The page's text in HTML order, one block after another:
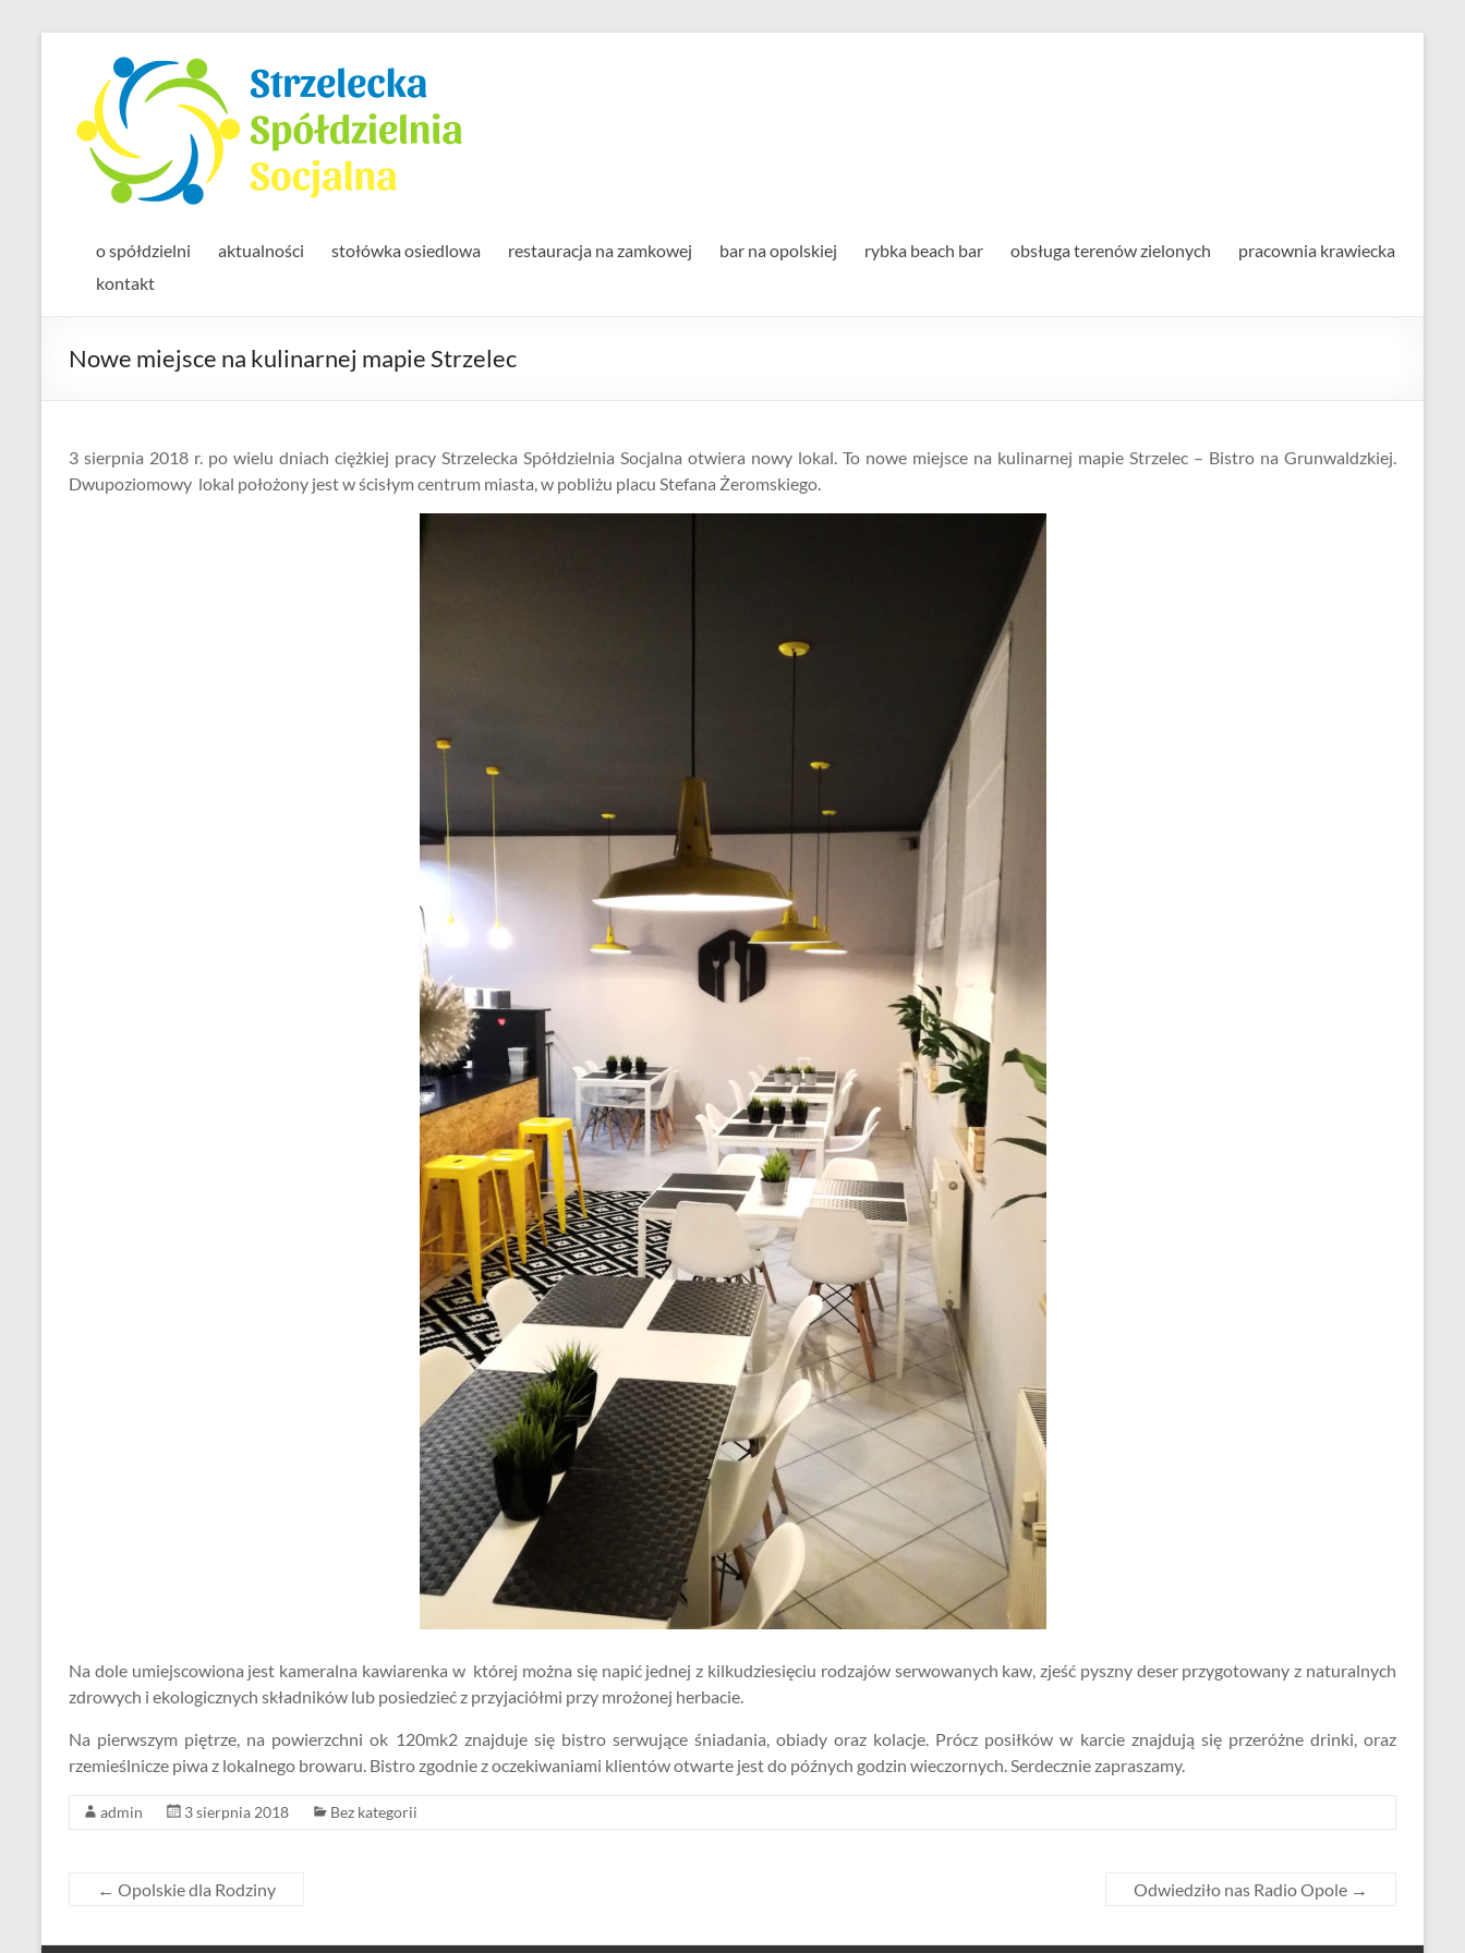
o spółdzielni aktualności stołówka osiedlowa restauracja na zamkowej bar na opolskiej rybka beach bar obsługa terenów zielonych
pracownia krawiecka
kontakt
Nowe miejsce na kulinarnej mapie Strzelec
3 sierpnia 2018 r. po wielu dniach ciężkiej pracy Strzelecka Spółdzielnia Socjalna otwiera nowy lokal. To nowe miejsce na kulinarnej mapie Strzelec – Bistro na Grunwaldzkiej.
Dwupoziomowy lokal położony jest w ścisłym centrum miasta, w pobliżu placu Stefana Żeromskiego.
Na dole umiejscowiona jest kameralna kawiarenka w której można się napić jednej z kilkudziesięciu rodzajów serwowanych kaw, zjeść pyszny deser przygotowany z naturalnych
zdrowych i ekologicznych składników lub posiedzieć z przyjaciółmi przy mrożonej herbacie.
Na pierwszym piętrze, na powierzchni ok 120mk2 znajduje się bistro serwujące śniadania, obiady oraz kolacje. Prócz posiłków w karcie znajdują się przeróżne drinki, oraz
rzemieślnicze piwa z lokalnego browaru. Bistro zgodnie z oczekiwaniami klientów otwarte jest do późnych godzin wieczornych. Serdecznie zapraszamy.
admin 3 sierpnia 2018 Bez kategorii
← Opolskie dla Rodziny Odwiedziło nas Radio Opole →